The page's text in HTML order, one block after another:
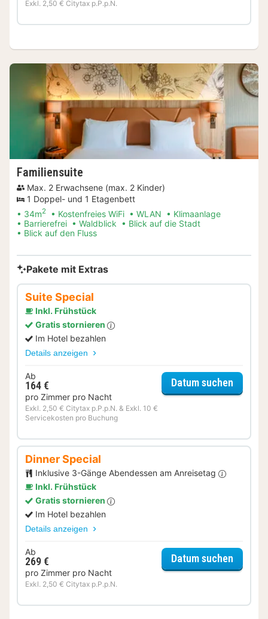
Exkl. 2,50 € Citytax p.P.p.N.
Familiensuite
Max. 2 Erwachsene (max. 2 Kinder)
1 Doppel- und 1 Etagenbett
34m2 Kostenfreies WiFi WLAN
Klimaanlage
Barrierefrei
Waldblick
Blick auf die Stadt
Blick auf den Fluss
Pakete mit Extras
Suite Special
Inkl. Frühstück
Gratis stornieren
Im Hotel bezahlen
Details anzeigen
Ab
164 €
pro Zimmer pro Nacht
Exkl. 2,50 € Citytax p.P.p.N. & Exkl. 10 €
Servicekosten pro Buchung
Datum suchen
Dinner Special
Inklusive 3-Gänge Abendessen am Anreisetag
Inkl. Frühstück
Gratis stornieren
Im Hotel bezahlen
Details anzeigen
Ab
269 €
pro Zimmer pro Nacht
Exkl. 2,50 € Citytax p.P.p.N.
Datum suchen